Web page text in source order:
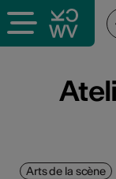
Arts de la scène